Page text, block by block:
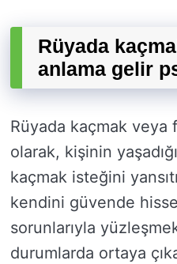
Rüyada
anlama gelir
Rüyada kaçmak
olarak, kişinin
kaçmak isteğini
kendini güvende
sorunlarıyla
durumlarda ortaya